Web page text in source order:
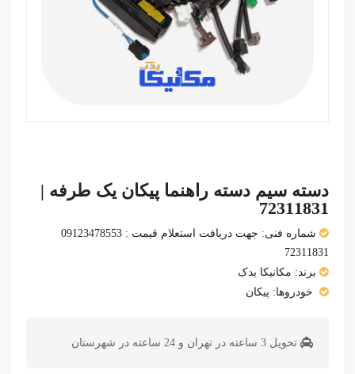
دسته سیم دسته راهنما پیکان یک طرفه |
72311831
شماره فنی:
جهت دریافت استعلام قیمت : 09123478553
72311831
برند: مکانیکا یدک
خودروها: پیکان
تحویل 3 ساعته در تهران و 24 ساعته در شهرستان